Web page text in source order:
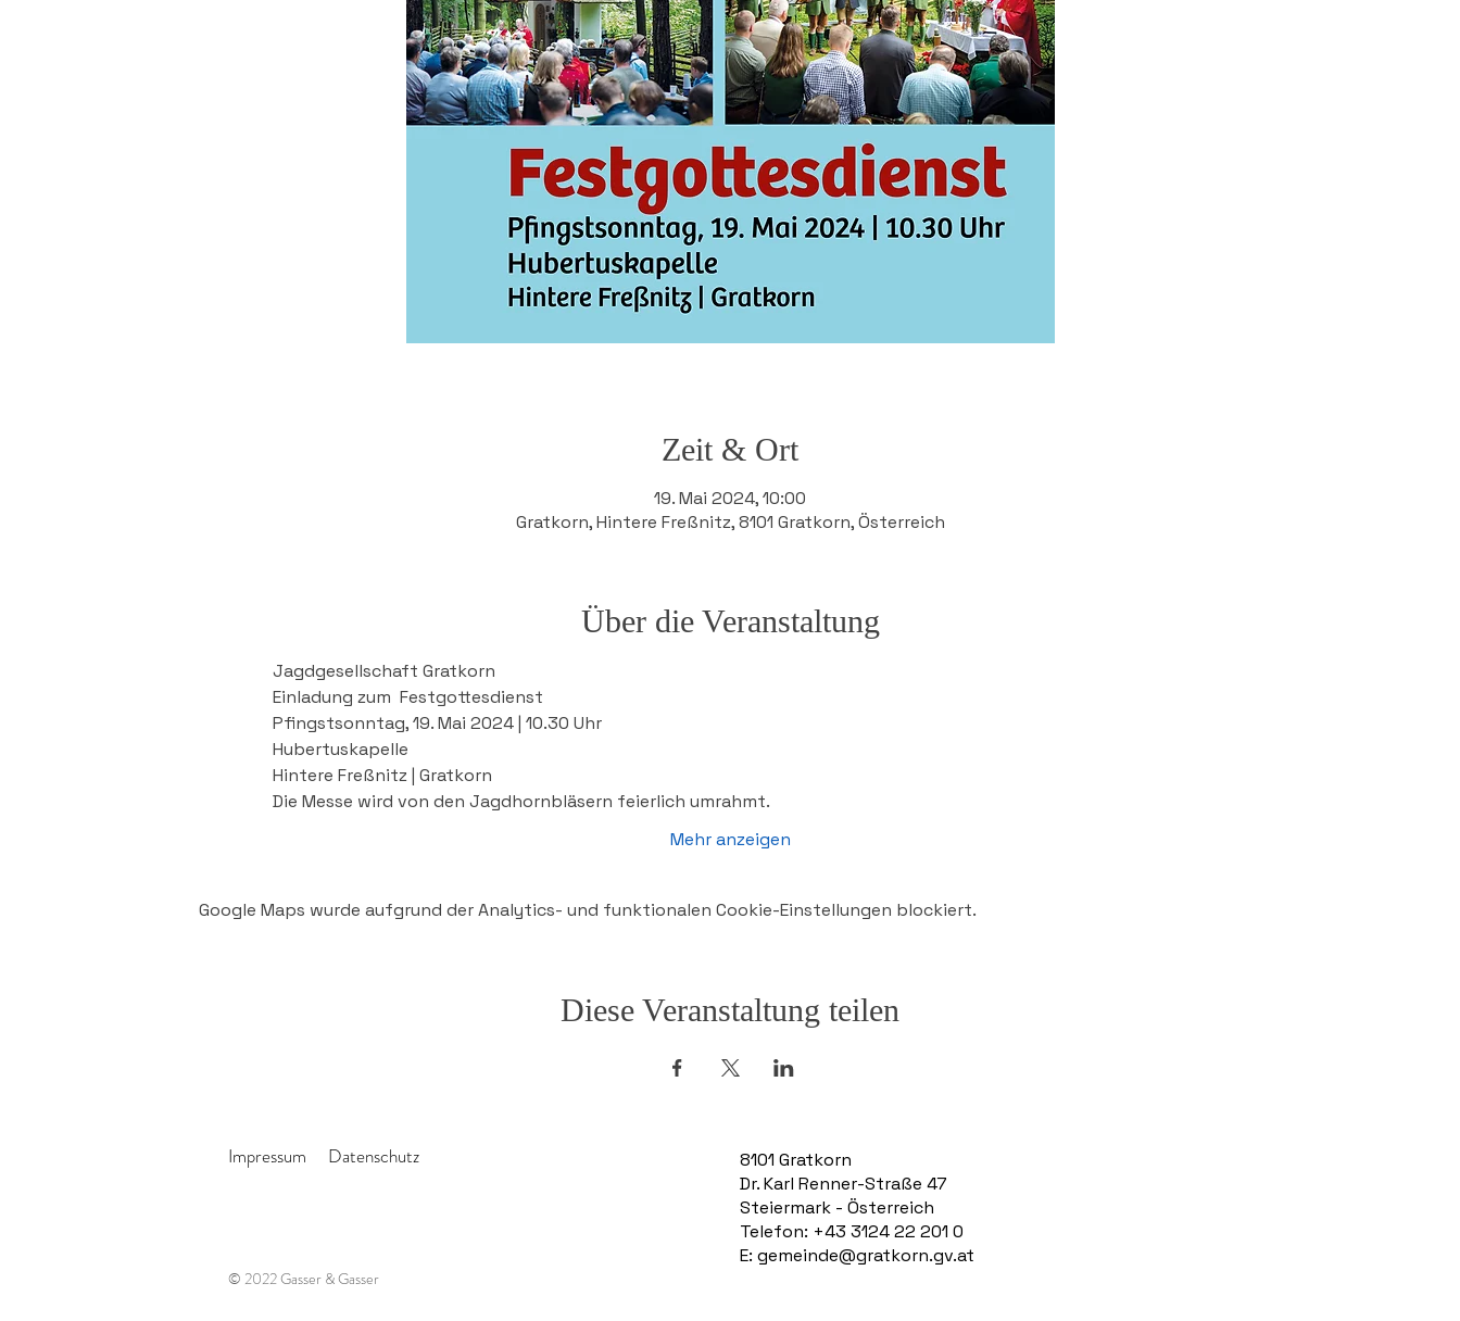
Zeit & Ort
19. Mai 2024, 10:00
Gratkorn, Hintere Freßnitz, 8101 Gratkorn, Österreich
Über die Veranstaltung
Jagdgesellschaft Gratkorn
Einladung zum  Festgottesdienst
Pfingstsonntag, 19. Mai 2024 | 10.30 Uhr
Hubertuskapelle
Hintere Freßnitz | Gratkorn
Die Messe wird von den Jagdhornbläsern feierlich umrahmt.
Mehr anzeigen
Google Maps wurde aufgrund der Analytics- und funktionalen Cookie-Einstellungen blockiert.
Diese Veranstaltung teilen
Impressum Datenschutz
8101 Gratkorn
Dr. Karl Renner-Straße 47
Steiermark - Österreich
Telefon: +43 3124 22 201 0
E: gemeinde@gratkorn.gv.at
© 2022 Gasser & Gasser